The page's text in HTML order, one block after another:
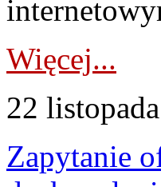
Więcej...
22
Zapytanie